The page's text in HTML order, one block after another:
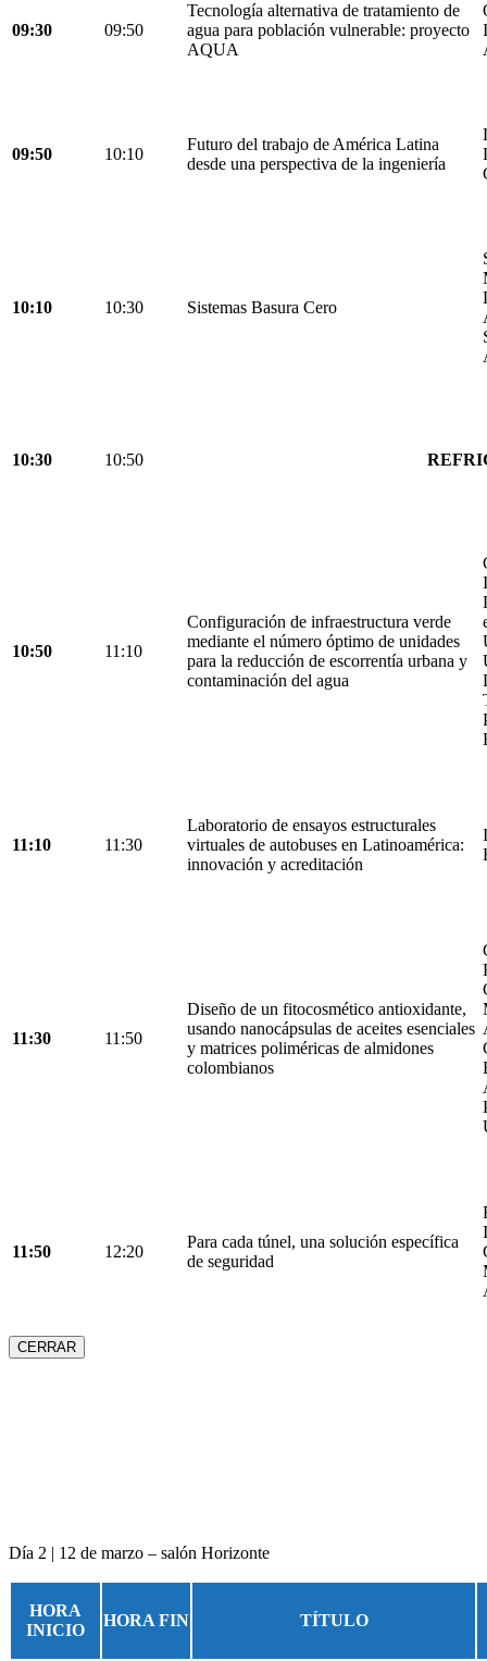
09:30 09:50
Tecnología alternativa de tratamiento de
agua para población vulnerable: proyecto
AQUA
09:50 10:10
Futuro del trabajo de América Latina
desde una perspectiva de la ingeniería
10:10 10:30 Sistemas Basura Cero
10:30 10:50
10:50 11:10
Configuración de infraestructura verde
mediante el número óptimo de unidades
para la reducción de escorrentía urbana y
contaminación del agua
11:10 11:30
Laboratorio de ensayos estructurales
virtuales de autobuses en Latinoamérica:
innovación y acreditación
11:30 11:50
Diseño de un fitocosmético antioxidante,
usando nanocápsulas de aceites esenciales
y matrices poliméricas de almidones
colombianos
11:50 12:20
Para cada túnel, una solución específica
de seguridad
CERRAR
Día 2 | 12 de marzo – salón Horizonte
HORA
INICIO
HORA FIN TÍTULO